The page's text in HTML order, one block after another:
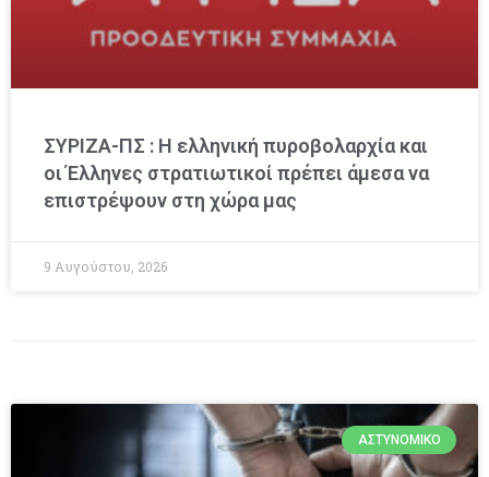
ΣΥΡΙΖΑ-ΠΣ : Η ελληνική πυροβολαρχία και
οι Έλληνες στρατιωτικοί πρέπει άμεσα να
επιστρέψουν στη χώρα μας
9 Αυγούστου, 2026
ΑΣΤΥΝΟΜΙΚΌ